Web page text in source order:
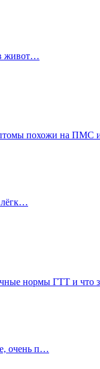
живот…
похожи на ПМС и
лёгк…
нормы ГТТ и что
очень п…